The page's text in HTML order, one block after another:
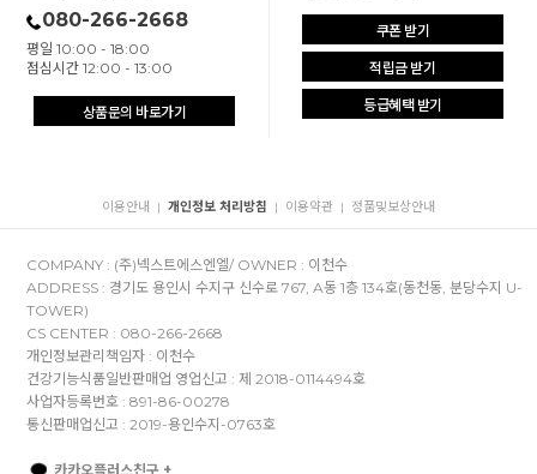
080-266-2668
평일 10:00 - 18:00
점심시간 12:00 - 13:00
상품문의 바로가기
쿠폰 받기
적립금 받기
등급혜택 받기
이용안내 | 개인정보 처리방침 | 이용약관 | 정품및보상안내
COMPANY : (주)넥스트에스엔엘/ OWNER : 이천수
ADDRESS : 경기도 용인시 수지구 신수로 767, A동 1층 134호(동천동, 분당수지 U-
TOWER)
CS CENTER : 080-266-2668
개인정보관리책임자 : 이천수
건강기능식품일반판매업 영업신고 : 제 2018-0114494호
사업자등록번호 : 891-86-00278
통신판매업신고 : 2019-용인수지-0763호
카카오플러스친구 +